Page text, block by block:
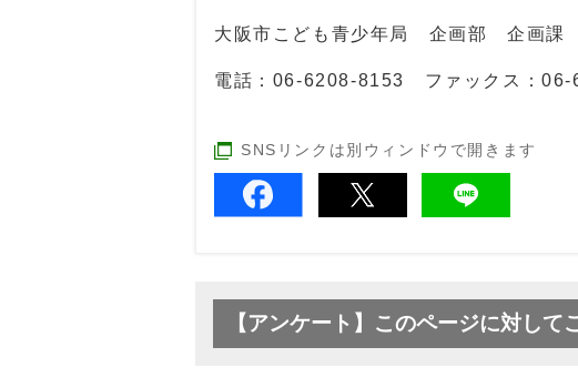
大阪市こども青少年局 企画部 企画課
電話：06-6208-8153 ファックス：06-
SNSリンクは別ウィンドウで開きます
【アンケート】このページに対し